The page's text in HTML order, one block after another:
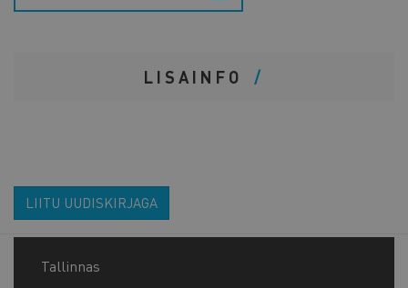
LISAINFO
LIITU UUDISKIRJAGA
Tallinnas